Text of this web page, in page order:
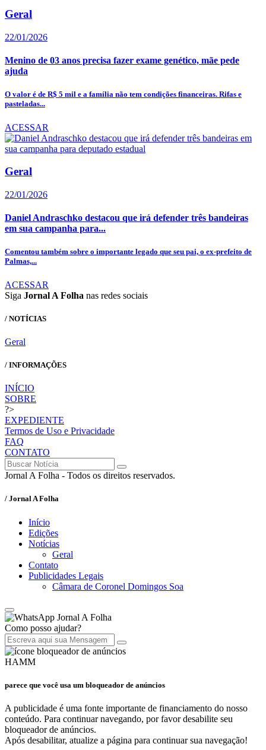
Geral
22/01/2026
Menino de 03 anos precisa fazer exame genético, mãe pede
ajuda
O valor é de R$ 5 mil e a família não tem condições financeiras. Rifas e
pasteladas...
ACESSAR
Geral
22/01/2026
Daniel Andraschko destacou que irá defender três bandeiras
em sua campanha para...
Comentou também sobre o importante legado que seu pai, o ex-prefeito de
Palmas,...
ACESSAR
Siga Jornal A Folha nas redes sociais
/ NOTÍCIAS
Geral
/ INFORMAÇÕES
INÍCIO
SOBRE
?>
EXPEDIENTE
Termos de Uso e Privacidade
FAQ
CONTATO
Jornal A Folha - Todos os direitos reservados.
/ Jornal A Folha
Início
Edições
Notícias
Geral
Contato
Publicidades Legais
Câmara de Coronel Domingos Soa
Jornal A Folha
Como posso ajudar?
HAMM
parece que você usa um bloqueador de anúncios
A publicidade é uma fonte importante de financiamento do nosso
conteúdo. Para continuar navegando, por favor desabilite seu
bloqueador de anúncios.
Após desabilitar, atualize a página para continuar sua navegação!